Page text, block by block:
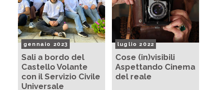
gennaio 2023
Sali a bordo del
Castello Volante
con il Servizio Civile
Universale
luglio 2022
Cose (in)visibili
Aspettando Cinema
del reale